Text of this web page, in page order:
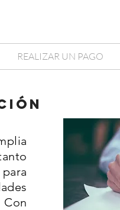
REALIZAR UN PAGO